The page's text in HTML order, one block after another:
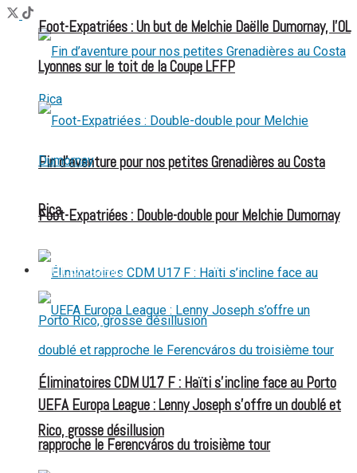
Fin d’aventure pour nos petites Grenadières au Costa
Rica
Éliminatoires CDM U17 F : Haïti s’incline face au Porto
Rico, grosse désillusion
Foot-Expatriées : Un but de Melchie Daëlle Dumornay, l’OL
Lyonnes sur le toit de la Coupe LFFP
Foot-Expatriées : Double-double pour Melchie Dumornay
FOOT EXPATRIÉS
UEFA Europa League : Lenny Joseph s’offre un doublé et
rapproche le Ferencváros du troisième tour